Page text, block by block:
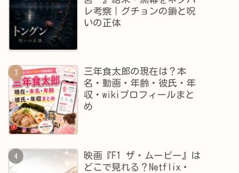
レ考察｜グチョンの鎖と呪
いの正体
三年食太郎の現在は？本
名・動画・年齢・彼氏・年
収・wikiプロフィールまと
め
映画『F1 ザ・ムービー』は
どこで見れる？Netflix・